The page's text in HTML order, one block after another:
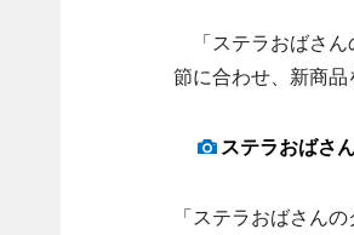
「ステラおばさん
節に合わせ、新商品
ステラおばさ
「ステラおばさん